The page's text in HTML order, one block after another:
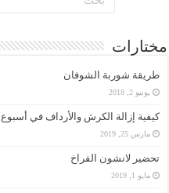
مختارات
طريقة شوربة الشوفان
يونيو 2, 2018
كيفية إزالة الكرش والأرداف في أسبوع
مارس 25, 2019
تحضير لانشون الفراخ
مايو 1, 2019